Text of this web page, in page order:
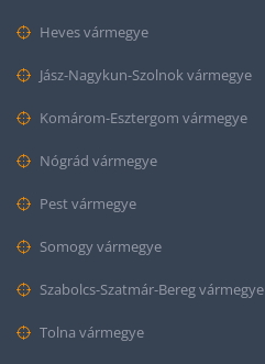
Heves vármegye
Jász-Nagykun-Szolnok vármegye
Komárom-Esztergom vármegye
Nógrád vármegye
Pest vármegye
Somogy vármegye
Szabolcs-Szatmár-Bereg vármegye
Tolna vármegye